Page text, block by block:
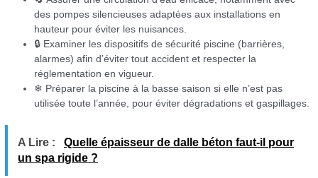
des pompes silencieuses adaptées aux installations en
hauteur pour éviter les nuisances.
🔒 Examiner les dispositifs de sécurité piscine (barrières,
alarmes) afin d’éviter tout accident et respecter la
réglementation en vigueur.
❄ Préparer la piscine à la basse saison si elle n’est pas
utilisée toute l’année, pour éviter dégradations et gaspillages.
A Lire :
Quelle épaisseur de dalle béton faut-il pour
un spa rigide ?